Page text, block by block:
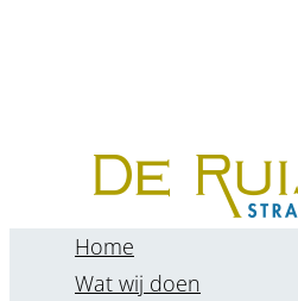
Home
Wat wij doen